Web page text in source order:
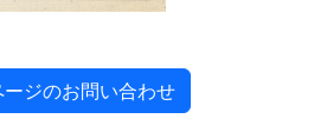
ージのお問い合わせ